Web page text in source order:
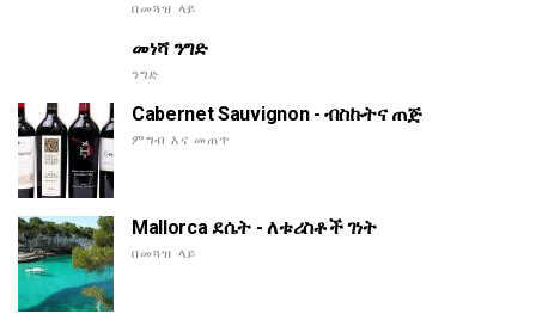
በመጓዝ ላይ
መነሻ ንግድ
ንግድ
Cabernet Sauvignon - ብስኩትና ጠጅ
ምግብ እና መጠጥ
Mallorca ደሴት - ለቱሪስቶች ገነት
በመጓዝ ላይ